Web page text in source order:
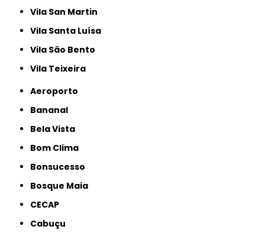
Vila San Martin
Vila Santa Luísa
Vila São Bento
Vila Teixeira
Aeroporto
Bananal
Bela Vista
Bom Clima
Bonsucesso
Bosque Maia
CECAP
Cabuçu